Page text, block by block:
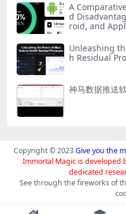
A
d
roid, and
Unleashing
h Residual
神马数据推送
Copyright © 2023Give you the
Immortal Magic is developed
dedicated
See through the fireworks of